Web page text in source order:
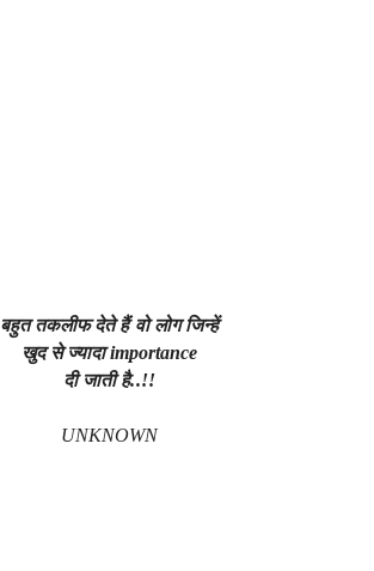
बहुत तकलीफ देते हैं वो लोग जिन्हें
खुद से ज्यादा importance
दी जाती है..!!
UNKNOWN